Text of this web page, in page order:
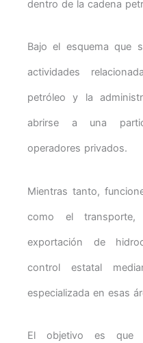
dentro de la cadena
Bajo el esquema que
actividades
petróleo y la
abrirse a una
operadores privados.
Mientras tanto,
como el
exportación de
control estatal
especializada en esas
El objetivo es que